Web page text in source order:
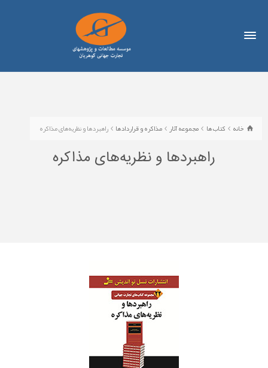
خانه کتاب ها مجموعه آثار مذاکره و قراردادها راهبردها و نظریه‌های مذاکره
راهبردها و نظریه‌های مذاکره